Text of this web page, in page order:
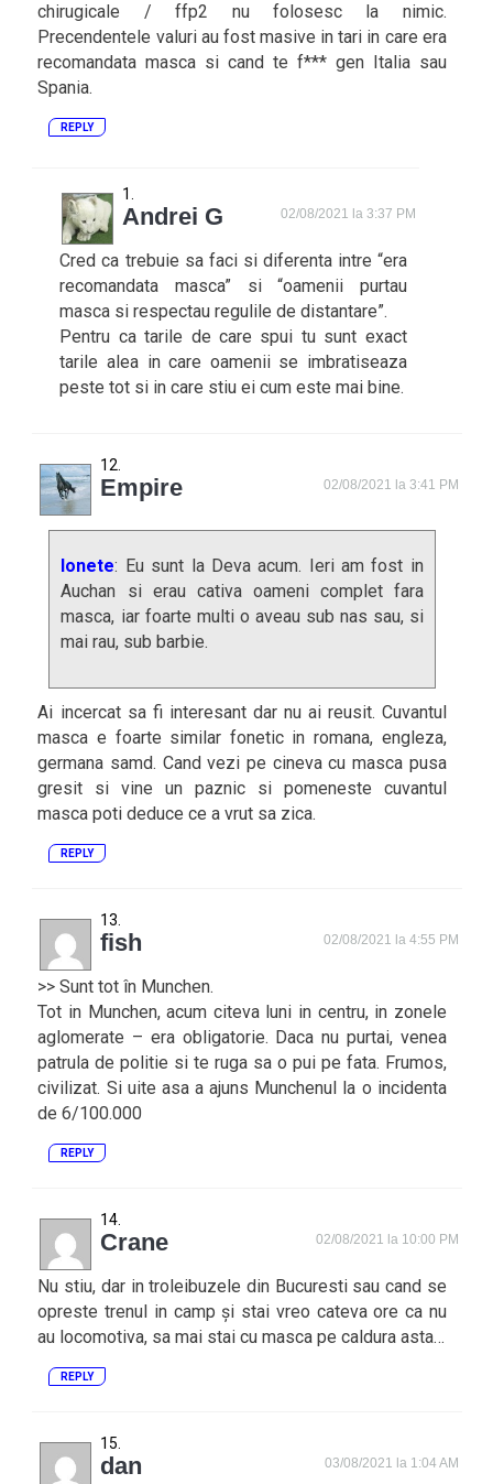
chirugicale / ffp2 nu folosesc la nimic.
Precendentele valuri au fost masive in tari in care era
recomandata masca si cand te f*** gen Italia sau
Spania.
REPLY
Andrei G 02/08/2021 la 3:37 PM
Cred ca trebuie sa faci si diferenta intre “era
recomandata masca” si “oamenii purtau
masca si respectau regulile de distantare”.
Pentru ca tarile de care spui tu sunt exact
tarile alea in care oamenii se imbratiseaza
peste tot si in care stiu ei cum este mai bine.
Empire 02/08/2021 la 3:41 PM
Ionete: Eu sunt la Deva acum. Ieri am fost in
Auchan si erau cativa oameni complet fara
masca, iar foarte multi o aveau sub nas sau, si
mai rau, sub barbie.
Ai incercat sa fi interesant dar nu ai reusit. Cuvantul
masca e foarte similar fonetic in romana, engleza,
germana samd. Cand vezi pe cineva cu masca pusa
gresit si vine un paznic si pomeneste cuvantul
masca poti deduce ce a vrut sa zica.
REPLY
fish 02/08/2021 la 4:55 PM
>> Sunt tot în Munchen.
Tot in Munchen, acum citeva luni in centru, in zonele
aglomerate – era obligatorie. Daca nu purtai, venea
patrula de politie si te ruga sa o pui pe fata. Frumos,
civilizat. Si uite asa a ajuns Munchenul la o incidenta
de 6/100.000
REPLY
Crane 02/08/2021 la 10:00 PM
Nu stiu, dar in troleibuzele din Bucuresti sau cand se
opreste trenul in camp și stai vreo cateva ore ca nu
au locomotiva, sa mai stai cu masca pe caldura asta…
REPLY
dan 03/08/2021 la 1:04 AM